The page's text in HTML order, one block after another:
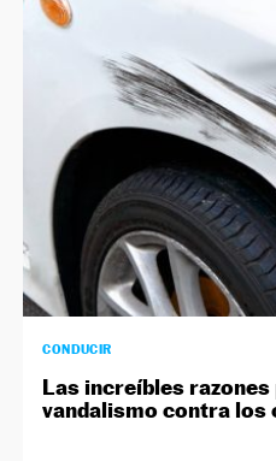
CONDUCIR
Las increíbles
vandalismo contra los